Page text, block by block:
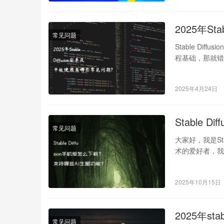
常见问题 2025年
Stable
程基础，那就
2025年4月24日
常见问题 Stable
大家好，我是
术的爱好者，
2025年10月15日
常见问题 2025年